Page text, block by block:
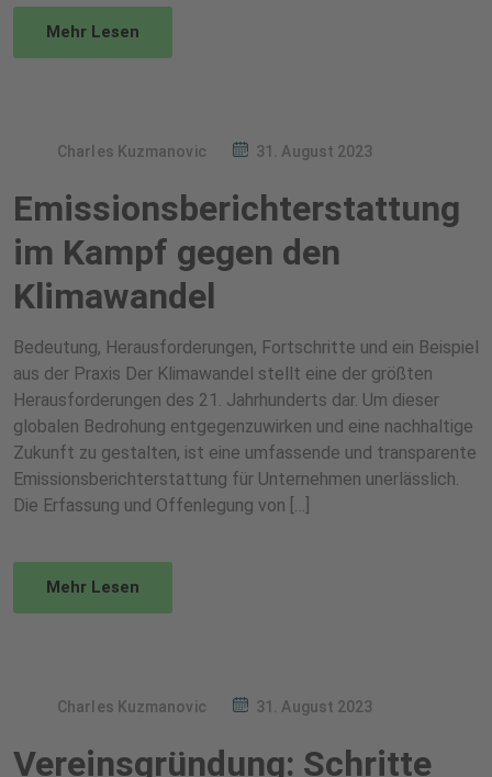
Mehr Lesen
Charles Kuzmanovic 31. August 2023
Emissionsberichterstattung
im Kampf gegen den
Klimawandel
Bedeutung, Herausforderungen, Fortschritte und ein Beispiel
aus der Praxis Der Klimawandel stellt eine der größten
Herausforderungen des 21. Jahrhunderts dar. Um dieser
globalen Bedrohung entgegenzuwirken und eine nachhaltige
Zukunft zu gestalten, ist eine umfassende und transparente
Emissionsberichterstattung für Unternehmen unerlässlich.
Die Erfassung und Offenlegung von […]
Mehr Lesen
Charles Kuzmanovic 31. August 2023
Vereinsgründung: Schritte